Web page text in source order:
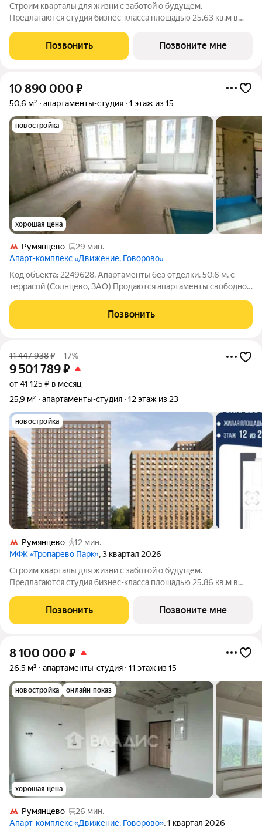
Строим кварталы для жизни с заботой о будущем.
Предлагаются студия бизнес-класса площадью 25.63 кв.м в
комплексе "Тропарево Парк".Проект строится полностью с
отделкой, которая включает ламинат, обои
Позвонить Позвоните мне
10 890 000 ₽
50,6 м² апартаменты-студия 1 этаж из 15
новостройка
хорошая цена
Румянцево
29 мин.
Апарт-комплекс «Движение. Говорово»
Код объекта: 2249628. Апартаменты без отделки, 50,6 м, с
террасой (Солнцево, ЗАО) Продаются апартаменты свободной
перегородок, пространство
Позвонить
11 447 938₽ –17%
9 501 789₽
от 41 125 ₽ в месяц
25,9 м²
апартаменты-студия 12 этаж из 23
новостройка
Румянцево
12 мин.
МФК «Тропарево Парк», 3 квартал 2026
Строим кварталы для жизни с заботой о будущем.
Предлагаются студия бизнес-класса площадью 25.86 кв.м в
комплексе "Тропарево Парк".Проект строится полностью с
отделкой, которая включает ламинат, обои
Позвонить Позвоните мне
8 100 000 ₽
26,5 м² апартаменты-студия 11 этаж из 15
новостройка онлайн показ
хорошая цена
Румянцево
26 мин.
Апарт-комплекс «Движение. Говорово», 1 квартал 2026